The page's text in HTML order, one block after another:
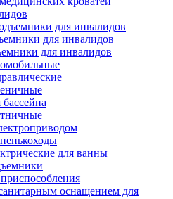
для инвалидов
для инвалидов
для инвалидов
для ванны
оснащением для